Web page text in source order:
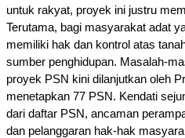
untuk rakyat, proyek ini justru
Terutama, bagi masyarakat adat
memiliki hak dan kontrol atas
sumber penghidupan. Masalah-
proyek PSN kini dilanjutkan oleh
menetapkan 77 PSN. Kendati
dari daftar PSN, ancaman
dan pelanggaran hak-hak